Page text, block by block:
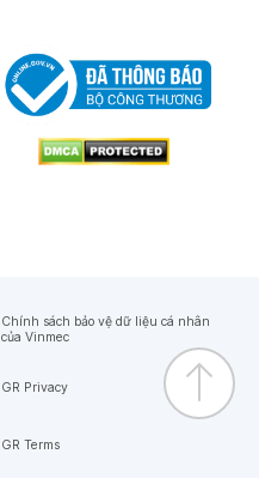
Chính sách bảo vệ dữ liệu cá nhân
của Vinmec
GR Privacy
GR Terms